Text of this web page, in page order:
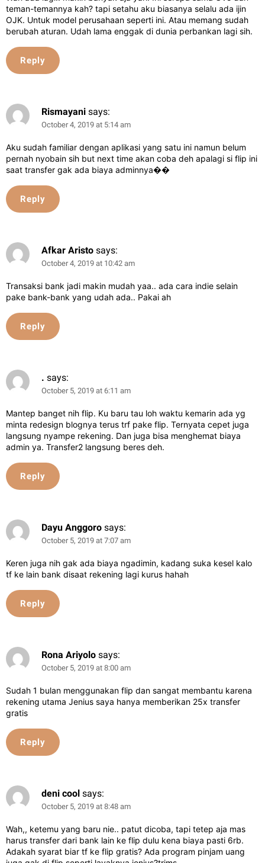
teman-temannya kah? tapi setahu aku biasanya selalu ada ijin
OJK. Untuk model perusahaan seperti ini. Atau memang sudah
berubah aturan. Udah lama enggak di dunia perbankan lagi sih.
Reply
Rismayani says:
October 4, 2019 at 5:14 am
Aku sudah familiar dengan aplikasi yang satu ini namun belum
pernah nyobain sih but next time akan coba deh apalagi si flip ini
saat transfer gak ada biaya adminnya��
Reply
Afkar Aristo says:
October 4, 2019 at 10:42 am
Transaksi bank jadi makin mudah yaa.. ada cara indie selain
pake bank-bank yang udah ada.. Pakai ah
Reply
. says:
October 5, 2019 at 6:11 am
Mantep banget nih flip. Ku baru tau loh waktu kemarin ada yg
minta redesign blognya terus trf pake flip. Ternyata cepet juga
langsung nyampe rekening. Dan juga bisa menghemat biaya
admin ya. Transfer2 langsung beres deh.
Reply
Dayu Anggoro says:
October 5, 2019 at 7:07 am
Keren juga nih gak ada biaya ngadimin, kadang suka kesel kalo
tf ke lain bank disaat rekening lagi kurus hahah
Reply
Rona Ariyolo says:
October 5, 2019 at 8:00 am
Sudah 1 bulan menggunakan flip dan sangat membantu karena
rekening utama Jenius saya hanya memberikan 25x transfer
gratis
Reply
deni cool says:
October 5, 2019 at 8:48 am
Wah,, ketemu yang baru nie.. patut dicoba, tapi tetep aja mas
harus transfer dari bank lain ke flip dulu kena biaya pasti 6rb.
Adakah syarat biar tf ke flip gratis? Ada program pinjam uang